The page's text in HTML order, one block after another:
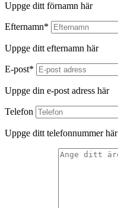
Uppge ditt förnamn här
Efternamn*
Uppge ditt efternamn här
E-post*
Uppge din e-post adress här
Telefon
Uppge ditt telefonnummer här